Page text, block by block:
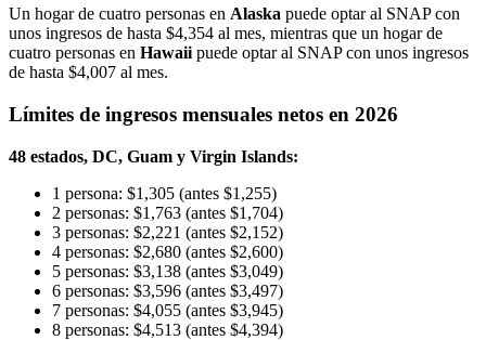
Un hogar de cuatro personas en Alaska puede optar al SNAP con
unos ingresos de hasta $4,354 al mes, mientras que un hogar de
cuatro personas en Hawaiipuede optar al SNAP con unos ingresos
de hasta $4,007 al mes.
Límites de ingresos mensuales netos en 2026
48 estados, DC, Guam y Virgin Islands:
1 persona: $1,305 (antes $1,255)
2 personas: $1,763 (antes $1,704)
3 personas: $2,221 (antes $2,152)
4 personas: $2,680 (antes $2,600)
5 personas: $3,138 (antes $3,049)
6 personas: $3,596 (antes $3,497)
7 personas: $4,055 (antes $3,945)
8 personas: $4,513 (antes $4,394)